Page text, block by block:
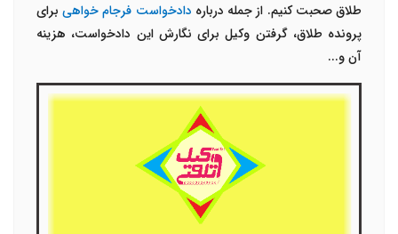
طلاق صحبت کنیم. از جمله درباره دادخواست فرجام خواهیبرای
پرونده طلاق، گرفتن وکیل برای نگارش این دادخواست، هزینه
آن و...